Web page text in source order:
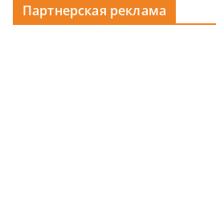
Партнерская реклама